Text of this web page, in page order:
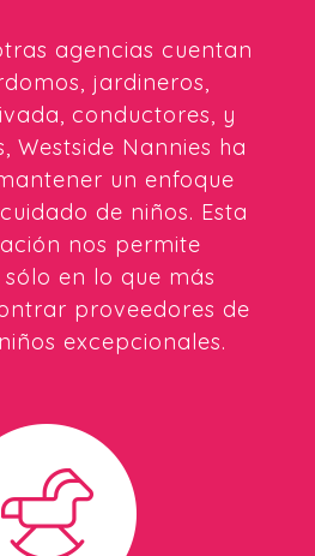
agencias cuentan
jardineros,
conductores, y
Westside Nannies ha
un enfoque
de niños. Esta
nos permite
en lo que más
proveedores de
excepcionales.